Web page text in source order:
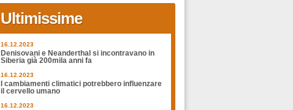
Ultimissime
16.12.2023
Denisovani e Neanderthal si incontravano in
Siberia già 200mila anni fa
16.12.2023
I cambiamenti climatici potrebbero influenzare
il cervello umano
16.12.2023